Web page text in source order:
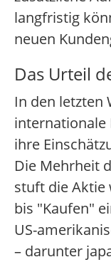
langfristig
neuen
Das Urteil
In den letzten
internationale
ihre
Die Mehrheit
stuft die Aktie
bis "Kaufen"
US-
– darunter